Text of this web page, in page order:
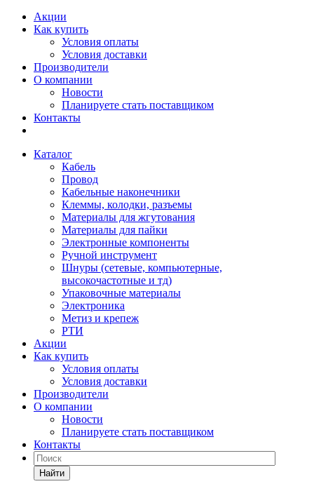
Акции
Как купить
Условия оплаты
Условия доставки
Производители
О компании
Новости
Планируете стать поставщиком
Контакты
Каталог
Кабель
Провод
Кабельные наконечники
Клеммы, колодки, разъемы
Материалы для жгутования
Материалы для пайки
Электронные компоненты
Ручной инструмент
Шнуры (сетевые, компьютерные,
высокочастотные и тд)
Упаковочные материалы
Электроника
Метиз и крепеж
РТИ
Акции
Как купить
Условия оплаты
Условия доставки
Производители
О компании
Новости
Планируете стать поставщиком
Контакты
Найти